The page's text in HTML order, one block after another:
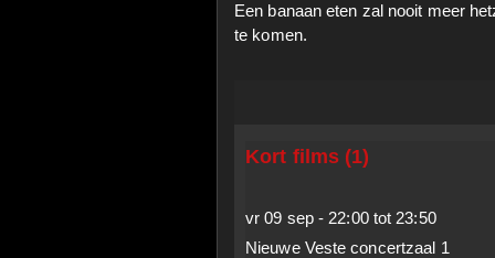
Een banaan eten zal nooit meer
te komen.
Kort films (1)
vr 09 sep - 22:00tot 23:50
Nieuwe Veste concertzaal 1